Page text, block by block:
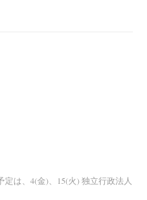
定は、4(金)、15(火) 独立行政法人